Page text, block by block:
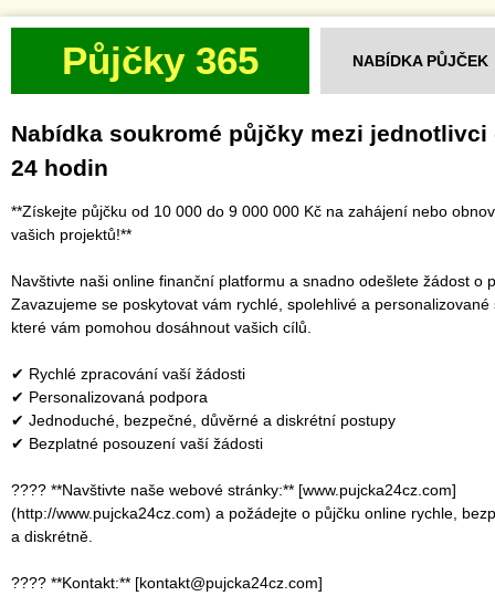
Půjčky 365 NABÍDKA PŮJČEK
Nabídka soukromé půjčky mezi jednotlivci
24 hodin
**Získejte půjčku od 10 000 do 9 000 000 Kč na zahájení nebo
vašich projektů!**
Navštivte naši online finanční platformu a snadno odešlete žádost o
Zavazujeme se poskytovat vám rychlé, spolehlivé a personalizované
které vám pomohou dosáhnout vašich cílů.
✔ Rychlé zpracování vaší žádosti
✔ Personalizovaná podpora
✔ Jednoduché, bezpečné, důvěrné a diskrétní postupy
✔ Bezplatné posouzení vaší žádosti
???? **Navštivte naše webové stránky:** [www.pujcka24cz.com]
(http://www.pujcka24cz.com) a požádejte o půjčku online rychle,
a diskrétně.
???? **Kontakt:** [kontakt@pujcka24cz.com]